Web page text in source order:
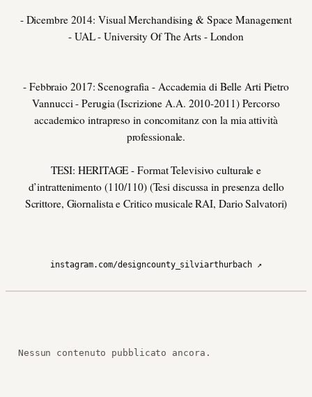
- Dicembre 2014: Visual Merchandising & Space Management
- UAL - University Of The Arts - London
- Febbraio 2017: Scenografia - Accademia di Belle Arti Pietro
Vannucci - Perugia (Iscrizione A.A. 2010-2011) Percorso
accademico intrapreso in concomitanz con la mia attività
professionale.
TESI: HERITAGE - Format Televisivo culturale e
d’intrattenimento (110/110) (Tesi discussa in presenza dello
Scrittore, Giornalista e Critico musicale RAI, Dario Salvatori)
instagram.com/designcounty_silviarthurbach ↗
Nessun contenuto pubblicato ancora.